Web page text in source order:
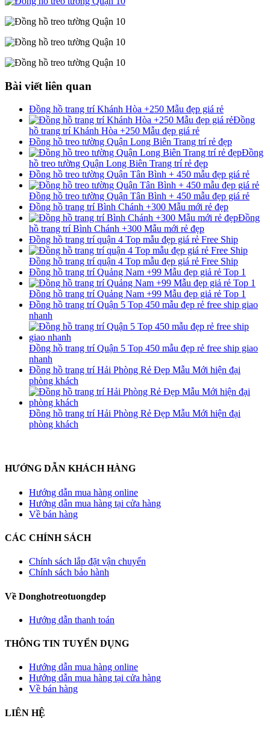
Bài viết liên quan
Đồng hồ trang trí Khánh Hòa +250 Mẫu đẹp giá rẻ
Đồng
hồ trang trí Khánh Hòa +250 Mẫu đẹp giá rẻ
Đồng hồ treo tường Quận Long Biên Trang trí rẻ đẹp
Đồng
hồ treo tường Quận Long Biên Trang trí rẻ đẹp
Đồng hồ treo tường Quận Tân Bình + 450 mẫu đẹp giá rẻ
Đồng hồ treo tường Quận Tân Bình + 450 mẫu đẹp giá rẻ
Đồng hồ trang trí Bình Chánh +300 Mẫu mới rẻ đẹp
Đồng
hồ trang trí Bình Chánh +300 Mẫu mới rẻ đẹp
Đồng hồ trang trí quận 4 Top mẫu đẹp giá rẻ Free Ship
Đồng hồ trang trí quận 4 Top mẫu đẹp giá rẻ Free Ship
Đồng hồ trang trí Quảng Nam +99 Mẫu đẹp giả rẻ Top 1
Đồng hồ trang trí Quảng Nam +99 Mẫu đẹp giả rẻ Top 1
Đồng hồ trang trí Quận 5 Top 450 mẫu đẹp rẻ free ship giao
nhanh
Đồng hồ trang trí Quận 5 Top 450 mẫu đẹp rẻ free ship giao
nhanh
Đồng hồ trang trí Hải Phòng Rẻ Đẹp Mẫu Mới hiện đại
phòng khách
Đồng hồ trang trí Hải Phòng Rẻ Đẹp Mẫu Mới hiện đại
phòng khách
HƯỚNG DẪN KHÁCH HÀNG
Hướng dẫn mua hàng online
Hướng dẫn mua hàng tại cửa hàng
Về bán hàng
CÁC CHÍNH SÁCH
Chính sách lắp đặt vận chuyển
Chính sách bảo hành
Về Donghotreotuongdep
Hướng dẫn thanh toán
THÔNG TIN TUYỂN DỤNG
Hướng dẫn mua hàng online
Hướng dẫn mua hàng tại cửa hàng
Về bán hàng
LIÊN HỆ